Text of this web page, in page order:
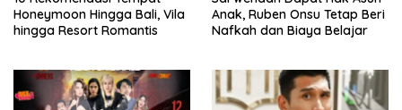
Honeymoon Hingga Bali, Vila
hingga Resort Romantis
Anak, Ruben Onsu Tetap Beri
Nafkah dan Biaya Belajar